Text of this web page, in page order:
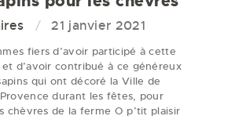
21 janvier 2021
fiers d’avoir participé à cette
d’avoir contribué à ce généreux
qui ont décoré la Ville de
durant les fêtes, pour
chèvres de la ferme O p’tit plaisir